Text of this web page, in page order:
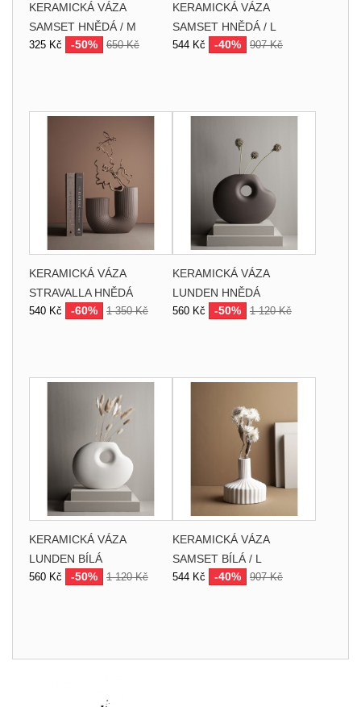
KERAMICKÁ VÁZA
SAMSET HNĚDÁ / M
325 Kč -50% 650 Kč
KERAMICKÁ VÁZA
SAMSET HNĚDÁ / L
544 Kč -40% 907 Kč
KERAMICKÁ VÁZA
STRAVALLA HNĚDÁ
540 Kč -60% 1 350 Kč
KERAMICKÁ VÁZA
LUNDEN HNĚDÁ
560 Kč -50% 1 120 Kč
KERAMICKÁ VÁZA
LUNDEN BÍLÁ
560 Kč -50% 1 120 Kč
KERAMICKÁ VÁZA
SAMSET BÍLÁ / L
544 Kč -40% 907 Kč